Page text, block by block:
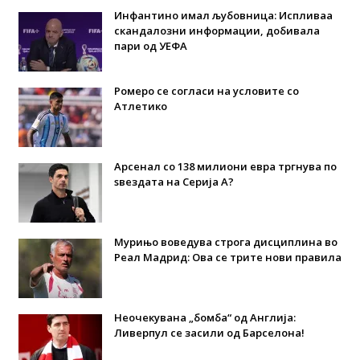
Инфантино имал љубовница: Испливаа
скандалозни информации, добивала
пари од УЕФА
Ромеро се согласи на условите со
Атлетико
Арсенал со 138 милиони евра тргнува по
ѕвездата на Серија А?
Мурињо воведува строга дисциплина во
Реал Мадрид: Ова се трите нови правила
Неочекувана „бомба“ од Англија:
Ливерпул се засили од Барселона!